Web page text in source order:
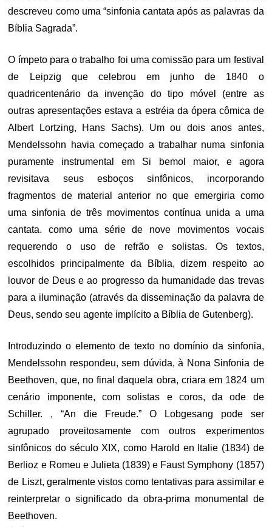
descreveu como uma “sinfonia cantata após as palavras da
Bíblia Sagrada”.
O ímpeto para o trabalho foi uma comissão para um festival
de Leipzig que celebrou em junho de 1840 o
quadricentenário da invenção do tipo móvel (entre as
outras apresentações estava a estréia da ópera cômica de
Albert Lortzing, Hans Sachs). Um ou dois anos antes,
Mendelssohn havia começado a trabalhar numa sinfonia
puramente instrumental em Si bemol maior, e agora
revisitava seus esboços sinfônicos, incorporando
fragmentos de material anterior no que emergiria como
uma sinfonia de três movimentos contínua unida a uma
cantata. como uma série de nove movimentos vocais
requerendo o uso de refrão e solistas. Os textos,
escolhidos principalmente da Bíblia, dizem respeito ao
louvor de Deus e ao progresso da humanidade das trevas
para a iluminação (através da disseminação da palavra de
Deus, sendo seu agente implícito a Bíblia de Gutenberg).
Introduzindo o elemento de texto no domínio da sinfonia,
Mendelssohn respondeu, sem dúvida, à Nona Sinfonia de
Beethoven, que, no final daquela obra, criara em 1824 um
cenário imponente, com solistas e coros, da ode de
Schiller. , “An die Freude.” O Lobgesang pode ser
agrupado proveitosamente com outros experimentos
sinfônicos do século XIX, como Harold en Italie (1834) de
Berlioz e Romeu e Julieta (1839) e Faust Symphony (1857)
de Liszt, geralmente vistos como tentativas para assimilar e
reinterpretar o significado da obra-prima monumental de
Beethoven.